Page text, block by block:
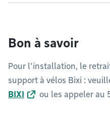
Bon à savoir
Pour l’installation, le
support à vélos Bixi :
BIXI
ou les appeler au